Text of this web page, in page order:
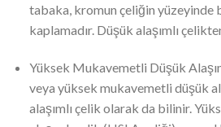
tabaka, kromun çeliğin
kaplamadır. Düşük alaşımlı
Yüksek Mukavemetli Düşük
veya yüksek mukavemetli düşük
alaşımlı çelik olarak da bilinir.